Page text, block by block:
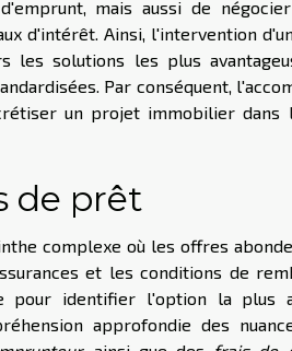
mais aussi de
d'intérêt. Ainsi, l'intervention
les solutions les plus
Par conséquent,
un projet immobilier dans
de prêt
complexe où les offres
et les conditions de
pour identifier l'option la plus
approfondie des